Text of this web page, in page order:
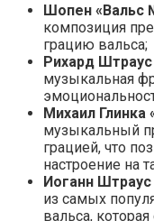
Шопен «Вальс
композиция
грацию вальса;
Рихард
музыкальная
Михаил Глинка
музыкальный
грацией, что
настроение на
Иоганн
из самых
вальса,